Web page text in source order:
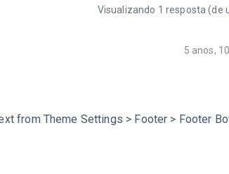
Visualizando 1 resposta (de
5 anos,
from Theme Settings > Footer > Footer